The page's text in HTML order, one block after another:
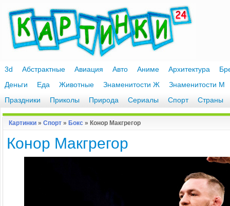
3d Абстрактные Авиация Авто Аниме Архитектура
Деньги
Еда Животные Знаменитости Ж
Знаменитости М
Праздники
Приколы Природа Сериалы Спорт Страны
Картинки » Спорт » Бокс » Конор Макгрегор
Конор Макгрегор